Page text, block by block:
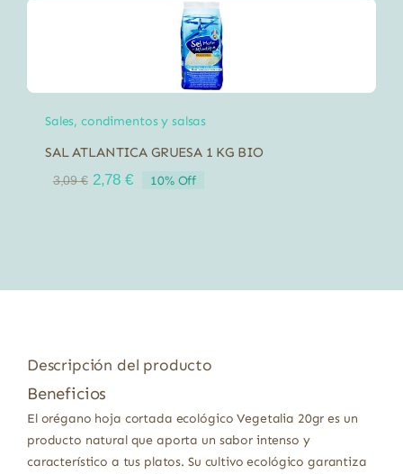
Sales, condimentos y salsas
SAL ATLANTICA GRUESA 1 KG BIO
3,09€ El
2,78 €El
10% Off
Descripción del producto
Beneficios
El orégano hoja cortada ecológico Vegetalia 20gr es un
producto natural que aporta un sabor intenso y
característico a tus platos. Su cultivo ecológico garantiza